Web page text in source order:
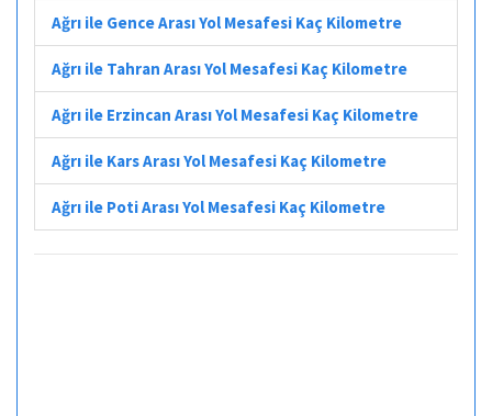
Ağrı ile Gence Arası Yol Mesafesi Kaç Kilometre
Ağrı ile Tahran Arası Yol Mesafesi Kaç Kilometre
Ağrı ile Erzincan Arası Yol Mesafesi Kaç Kilometre
Ağrı ile Kars Arası Yol Mesafesi Kaç Kilometre
Ağrı ile Poti Arası Yol Mesafesi Kaç Kilometre